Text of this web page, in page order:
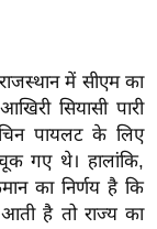
में सीएम का
सियासी पारी
पायलट के लिए
गए थे। हालांकि,
का निर्णय है कि
आती है तो राज्य का